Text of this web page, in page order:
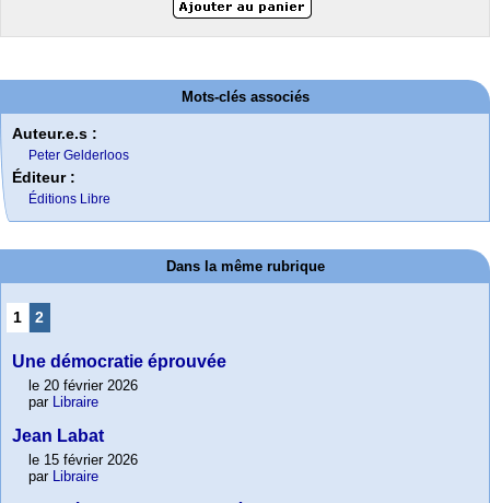
Mots-clés associés
Auteur.e.s :
Peter Gelderloos
Éditeur :
Éditions Libre
Dans la même rubrique
1 2
Une démocratie éprouvée
le 20 février 2026
par Libraire
Jean Labat
le 15 février 2026
par Libraire